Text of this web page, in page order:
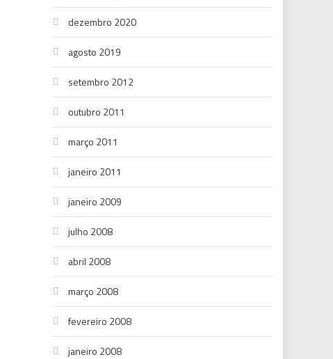
dezembro 2020
agosto 2019
setembro 2012
outubro 2011
março 2011
janeiro 2011
janeiro 2009
julho 2008
abril 2008
março 2008
fevereiro 2008
janeiro 2008